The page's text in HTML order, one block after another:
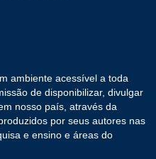
ambiente acessível a toda
de disponibilizar, divulgar
nosso país, através da
por seus autores nas
e ensino e áreas do